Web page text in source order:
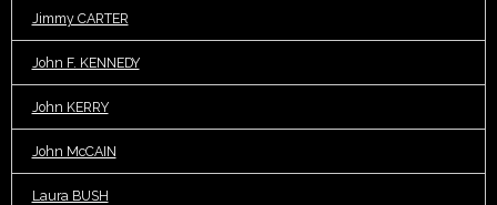
Jimmy CARTER
John F. KENNEDY
John KERRY
John McCAIN
Laura BUSH